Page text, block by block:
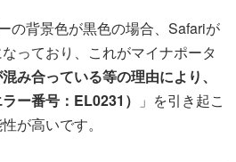
の背景色が黒色の場合、Safariが
っており、これがマイナポータ
み合っている等の理由により、
ー番号：EL0231）
」を引き起こ
が高いです。